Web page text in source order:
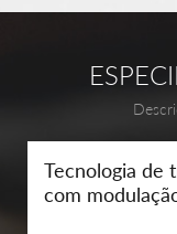
Tecnologia de
com